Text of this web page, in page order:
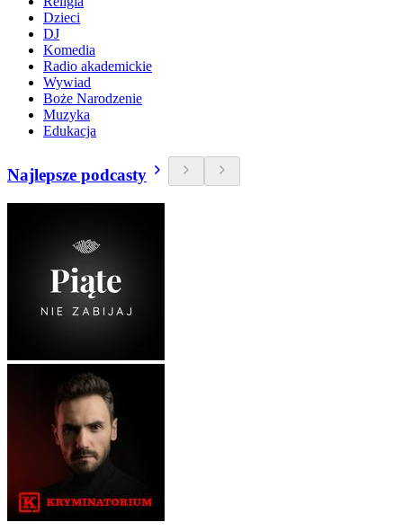
Dzieci
DJ
Komedia
Radio akademickie
Wywiad
Boże Narodzenie
Muzyka
Edukacja
Najlepsze podcasty